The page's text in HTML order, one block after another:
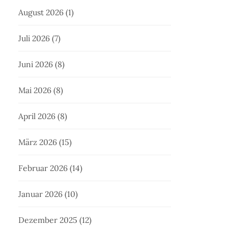
August 2026 (1)
Juli 2026 (7)
Juni 2026 (8)
Mai 2026 (8)
April 2026 (8)
März 2026 (15)
Februar 2026 (14)
Januar 2026 (10)
Dezember 2025 (12)